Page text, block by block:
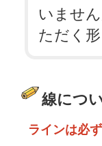
いませ
ただく
線につ
ラインは必